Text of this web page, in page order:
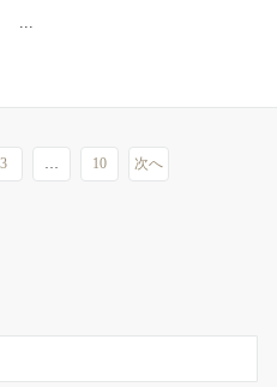
...
3 … 10 次へ